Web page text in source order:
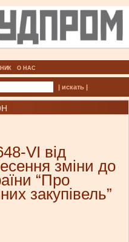
О НАС
| искать |
VI від
зміни до
“Про
закупівель”